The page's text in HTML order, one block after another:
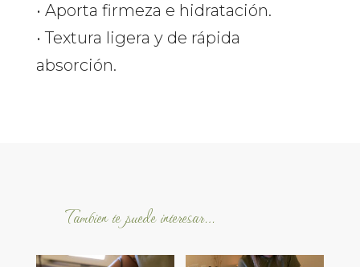
• Aporta firmeza e hidratación.
• Textura ligera y de rápida
absorción.
Tambien te puede interesar…